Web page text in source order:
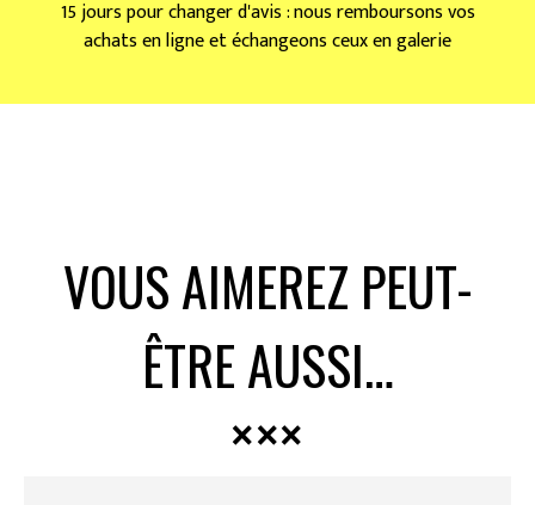
15 jours pour changer d'avis : nous remboursons vos
achats en ligne et échangeons ceux en galerie
VOUS AIMEREZ PEUT-
ÊTRE AUSSI…